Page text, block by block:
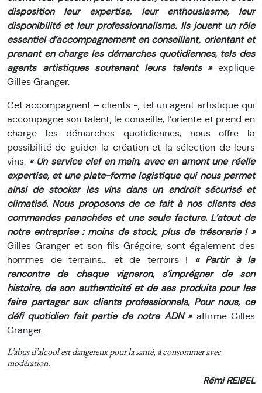
disposition leur expertise, leur enthousiasme, leur
disponibilité et leur professionnalisme. Ils jouent un rôle
essentiel d’accompagnement en conseillant, orientant et
prenant en charge les démarches quotidiennes, tels des
agents artistiques soutenant leurs talents »explique
Gilles Granger.
Cet accompagnent – clients -, tel un agent artistique qui
accompagne son talent, le conseille, l’oriente et prend en
charge les démarches quotidiennes, nous offre la
possibilité de guider la création et la sélection de leurs
vins. « Un service clef en main, avec en amont une réelle
expertise, et une plate-forme logistique qui nous permet
ainsi de stocker les vins dans un endroit sécurisé et
climatisé. Nous proposons de ce fait à nos clients des
commandes panachées et une seule facture. L’atout de
notre entreprise : moins de stock, plus de trésorerie ! »
Gilles Granger et son fils Grégoire, sont également des
hommes de terrains… et de terroirs !
« Partir à la
rencontre de chaque vigneron, s’imprégner de son
histoire, de son authenticité et de ses produits pour les
faire partager aux clients professionnels, Pour nous, ce
défi quotidien fait partie de notre ADN »affirme Gilles
Granger.
L’abus d’alcool est dangereux pour la santé, à consommer avec
modération.
Rémi REIBEL